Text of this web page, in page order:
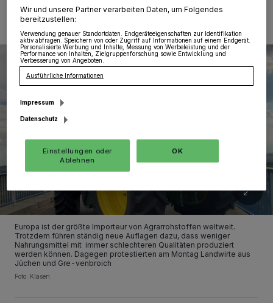
Europa ist der größte Importeur von Agrarrohstoffen weltweit.
Trotzdem führen ständig neue Auflagen dazu, dass weniger
Nahrungsmittel mit immer schlechteren Qualitäten produziert
werden können. Dagegen protestierten am Montag Landwirte aus
Jüchen und Gre-venbroich
Foto: Klasen
Wir und unsere Partner verarbeiten Daten, um Folgendes
bereitzustellen:
Verwendung genauer Standortdaten. Endgeräteeigenschaften zur Identifikation
aktiv abfragen. Speichern von oder Zugriff auf Informationen auf einem Endgerät.
Personalisierte Werbung und Inhalte, Messung von Werbeleistung und der
Performance von Inhalten, Zielgruppenforschung sowie Entwicklung und
Verbesserung von Angeboten.
Ausführliche Informationen
Impressum
Datenschutz
Einstellungen oder
Ablehnen
OK